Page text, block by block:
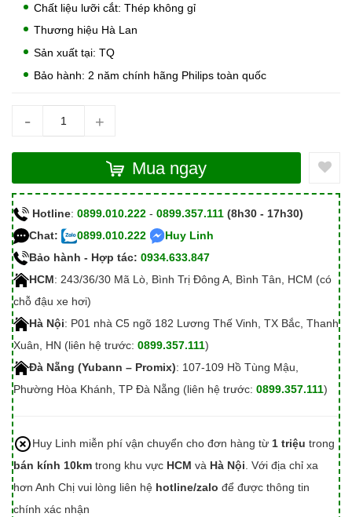
Chất liệu lưỡi cắt: Thép không gỉ
Thương hiệu Hà Lan
Sản xuất tại: TQ
Bảo hành: 2 năm chính hãng Philips toàn quốc
- +
Mua ngay
Hotline: 0899.010.222 - 0899.357.111 (8h30 - 17h30)
Chat:
0899.010.222
Huy Linh
Bảo hành - Hợp tác: 0934.633.847
HCM: 243/36/30 Mã Lò, Bình Trị Đông A, Bình Tân, HCM (có
chỗ đậu xe hơi)
Hà Nội: P01 nhà C5 ngõ 182 Lương Thế Vinh, TX Bắc, Thanh
Xuân, HN (liên hệ trước: 0899.357.111)
Đà Nẵng (Yubann – Promix): 107-109 Hồ Tùng Mậu,
Phường Hòa Khánh, TP Đà Nẵng (liên hệ trước: 0899.357.111)
Huy Linh miễn phí vận chuyển cho đơn hàng từ 1 triệu trong
bán kính 10km trong khu vực HCM và Hà Nội . Với địa chỉ xa
hơn Anh Chị vui lòng liên hệ hotline/zalo để được thông tin
chính xác nhận